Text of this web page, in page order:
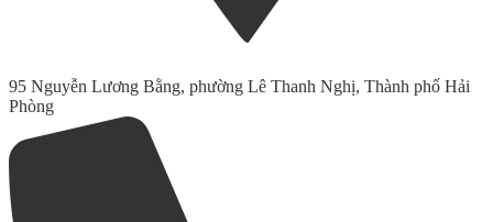
95 Nguyễn Lương Bằng, phường Lê Thanh Nghị, Thành phố Hải
Phòng